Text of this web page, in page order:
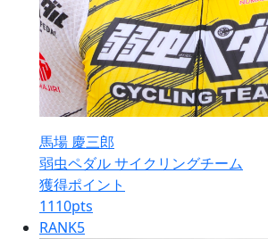
馬場 慶三郎
弱虫ペダル サイクリングチーム
獲得ポイント
1110pts
RANK5